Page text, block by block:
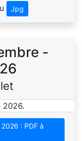
Jpg
-
: PDF à